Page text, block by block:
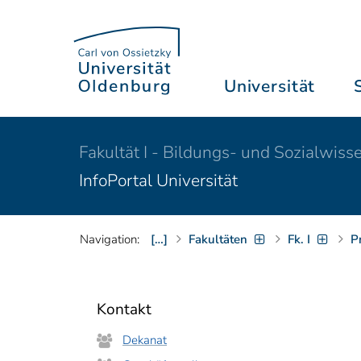
Universität
Fakultät I - Bildungs- und
InfoPortal Universität
Navigation: […] Fakultäten Fk. I
Kontakt
Dekanat